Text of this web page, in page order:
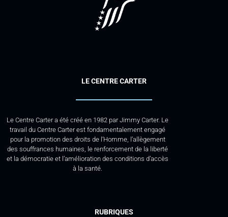
LE CENTRE CARTER
Le Centre Carter a été créé en 1982 par Jimmy Carter. Le
travail du Centre Carter est fondamentalement engagé
pour la promotion des droits de l’Homme, l’allègement
des souffrances humaines, le renforcement de la liberté
et la démocratie et l’amélioration des conditions d’accès
à la santé.
RUBRIQUES